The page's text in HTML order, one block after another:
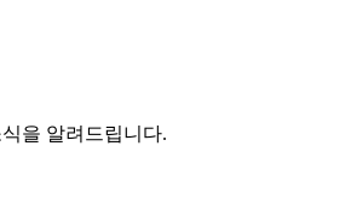
을 알려드립니다.